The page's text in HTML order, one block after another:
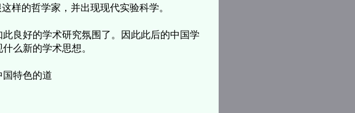
样的哲学家，并出现现代实验科学。
好的学术研究氛围了。因此此后的中国学
么新的学术思想。
特色的道